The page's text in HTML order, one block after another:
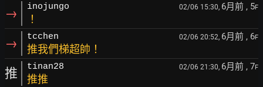
→ inojungo 02/06 15:30, 6月前 , 5F
！
→ tcchen 02/06 20:52, 6月前 , 6F
推我們梯超帥！
推 tinan28 02/06 21:30, 6月前 , 7F
推推